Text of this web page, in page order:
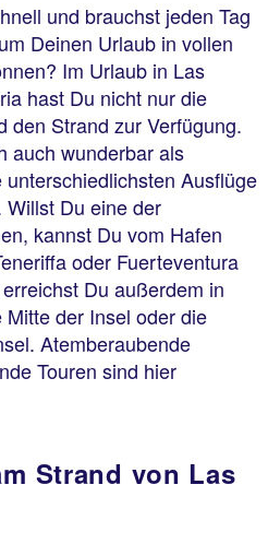
und brauchst jeden Tag
Deinen Urlaub in vollen
Im Urlaub in Las
hast Du nicht nur die
den Strand zur Verfügung.
auch wunderbar als
Ausflüge
Du eine der
kannst Du vom Hafen
oder Fuerteventura
Du außerdem in
der Insel oder die
Atemberaubende
Touren sind hier
Strand von Las